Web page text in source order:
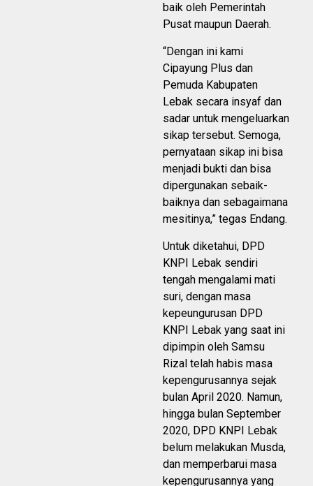
baik oleh Pemerintah
Pusat maupun Daerah.
“Dengan ini kami
Cipayung Plus dan
Pemuda Kabupaten
Lebak secara insyaf dan
sadar untuk mengeluarkan
sikap tersebut. Semoga,
pernyataan sikap ini bisa
menjadi bukti dan bisa
dipergunakan sebaik-
baiknya dan sebagaimana
mesitinya,” tegas Endang.
Untuk diketahui, DPD
KNPI Lebak sendiri
tengah mengalami mati
suri, dengan masa
kepeungurusan DPD
KNPI Lebak yang saat ini
dipimpin oleh Samsu
Rizal telah habis masa
kepengurusannya sejak
bulan April 2020. Namun,
hingga bulan September
2020, DPD KNPI Lebak
belum melakukan Musda,
dan memperbarui masa
kepengurusannya yang